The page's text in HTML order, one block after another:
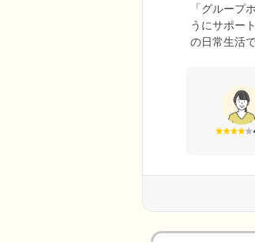
「グループ
うにサポー
の日常生活
ュニケーシ